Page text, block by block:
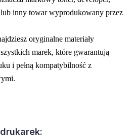
lub inny towar wyprodukowany przez
oryginalne materiały
marek, które gwarantują
i pełną kompatybilność z